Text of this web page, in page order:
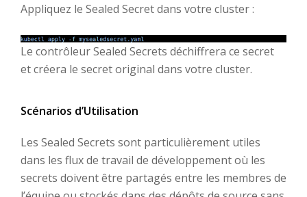
Appliquez le Sealed Secret dans votre cluster :
Le contrôleur Sealed Secrets déchiffrera ce secret
et créera le secret original dans votre cluster.
Scénarios d’Utilisation
Les Sealed Secrets sont particulièrement utiles
dans les flux de travail de développement où les
secrets doivent être partagés entre les membres de